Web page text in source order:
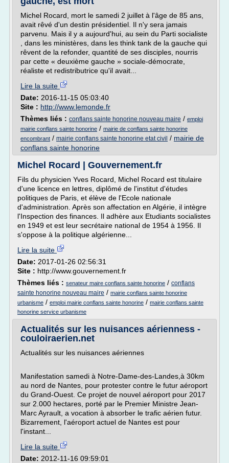
Michel Rocard, mort le samedi 2 juillet à l'âge de 85 ans,
avait rêvé d'un destin présidentiel. Il n'y sera jamais
parvenu. Mais il y a aujourd'hui, au sein du Parti socialiste
, dans les ministères, dans les think tank de la gauche qui
rêvent de la refonder, quantité de ses disciples, nourris
par cette « deuxième gauche » sociale-démocrate,
réaliste et redistributrice qu'il avait...
Lire la suite
Date: 2016-11-15 05:03:40
Site : http://www.lemonde.fr
Thèmes liés : conflans sainte honorine nouveau maire / emploi
mairie conflans sainte honorine / mairie de conflans sainte honorine
encombrant / mairie conflans sainte honorine etat civil / mairie de
conflans sainte honorine
Michel Rocard | Gouvernement.fr
Fils du physicien Yves Rocard, Michel Rocard est titulaire
d'une licence en lettres, diplômé de l'institut d'études
politiques de Paris, et élève de l'Ecole nationale
d'administration. Après son affectation en Algérie, il intègre
l'Inspection des finances. Il adhère aux Etudiants socialistes
en 1949 et est leur secrétaire national de 1954 à 1956. Il
s'oppose à la politique algérienne...
Lire la suite
Date: 2017-01-26 02:56:31
Site : http://www.gouvernement.fr
Thèmes liés : senateur maire conflans sainte honorine / conflans
sainte honorine nouveau maire / mairie conflans sainte honorine
urbanisme / emploi mairie conflans sainte honorine / mairie conflans sainte
honorine service urbanisme
Actualités sur les nuisances aérienness -
couloiraerien.net
Actualités sur les nuisances aériennes
Manifestation samedi à Notre-Dame-des-Landes,à 30km
au nord de Nantes, pour protester contre le futur aéroport
du Grand-Ouest. Ce projet de nouvel aéroport pour 2017
sur 2.000 hectares, porté par le Premier Ministre Jean-
Marc Ayrault, a vocation à absorber le trafic aérien futur.
Bizarrement, l'aéroport actuel de Nantes est pour
l'instant...
Lire la suite
Date: 2012-11-16 09:59:01